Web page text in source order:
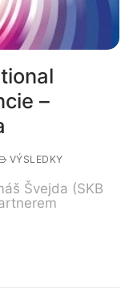
–
VÝSLEDKY
Švejda (SKB